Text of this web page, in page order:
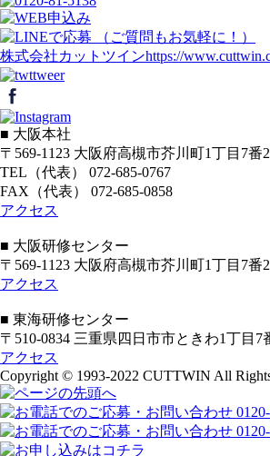
株式会社カットツインhttps://
■ 大阪本社
〒569-1123 大阪府高槻市芥川町1丁目7
TEL（代表） 072-685-0767
FAX（代表） 072-685-0858
アクセス
■ 大阪研修センター
〒569-1123 大阪府高槻市芥川町1丁目7番
アクセス
■ 東海研修センター
〒510-0834 三重県四日市市ときわ1丁目7
アクセス
Copyright © 1993-2022 CUTTWIN All